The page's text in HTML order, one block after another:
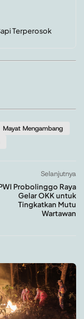
Terperosok
Mayat Mengambang
Selanjutnya
Probolinggo Raya
Gelar OKK untuk
Tingkatkan Mutu
Wartawan